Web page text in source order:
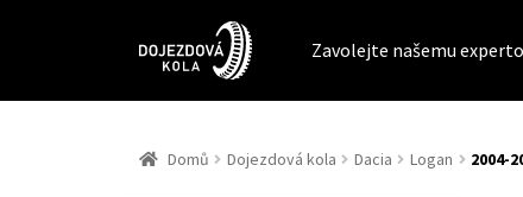
Zavolejte našemu
Domů Dojezdová kola Dacia Logan 2004-